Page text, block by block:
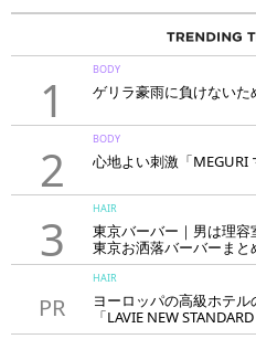
1
BODY
ゲリラ豪雨に負けないた
2
BODY
心地よい刺激「MEGURI
3
HAIR
東京バーバー｜男は理容
東京お洒落バーバーまと
PR
HAIR
ヨーロッパの高級ホテ
「LAVIE NEW